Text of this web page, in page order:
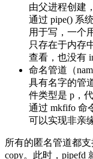
由父进程创建
通过 pipe() 系
用于写，一个
只存在于内存
查看，也没有
命名管道（
具有名字的管
件类型是 p，代
通过 mkfifo 命
可以实现非亲
所有的匿名管道都
copy。此时，pipefd